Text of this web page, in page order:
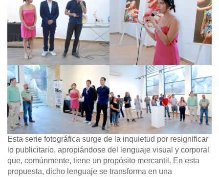
Esta serie fotográfica surge de la inquietud por resignificar
lo publicitario, apropiándose del lenguaje visual y corporal
que, comúnmente, tiene un propósito mercantil. En esta
propuesta, dicho lenguaje se transforma en una